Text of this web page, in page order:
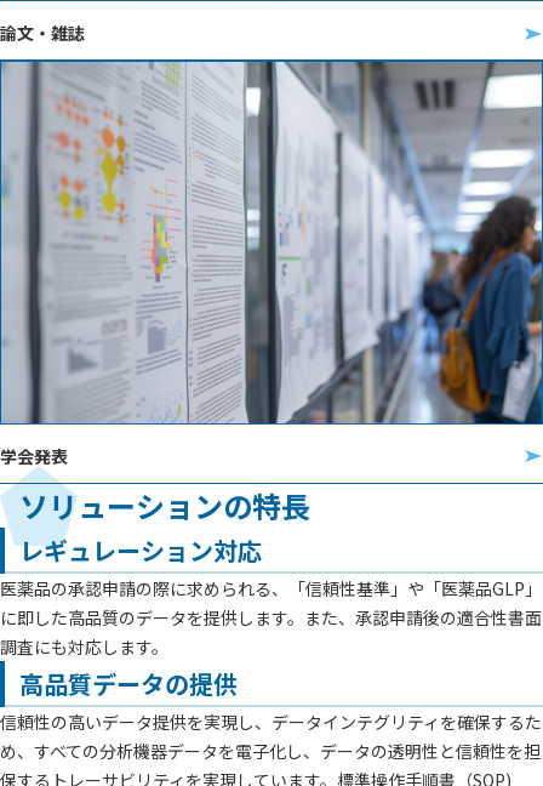
論文・雑誌
学会発表
ソリューションの特長
レギュレーション対応
医薬品の承認申請の際に求められる、「信頼性基準」や「医薬品GLP」
に即した高品質のデータを提供します。また、承認申請後の適合性書面
調査にも対応します。
高品質データの提供
信頼性の高いデータ提供を実現し、データインテグリティを確保するた
め、すべての分析機器データを電子化し、データの透明性と信頼性を担
保するトレーサビリティを実現しています。標準操作手順書（SOP)